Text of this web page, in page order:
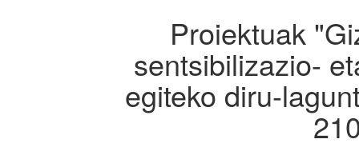
Proiektuak
sentsibilizazio-
egiteko diru-